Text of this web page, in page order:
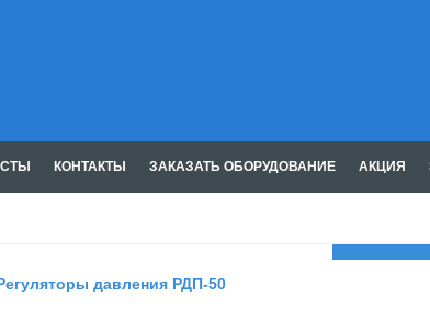
КОНТАКТЫ ЗАКАЗАТЬ ОБОРУДОВАНИЕ АКЦИЯ
Регуляторы давления РДП-50